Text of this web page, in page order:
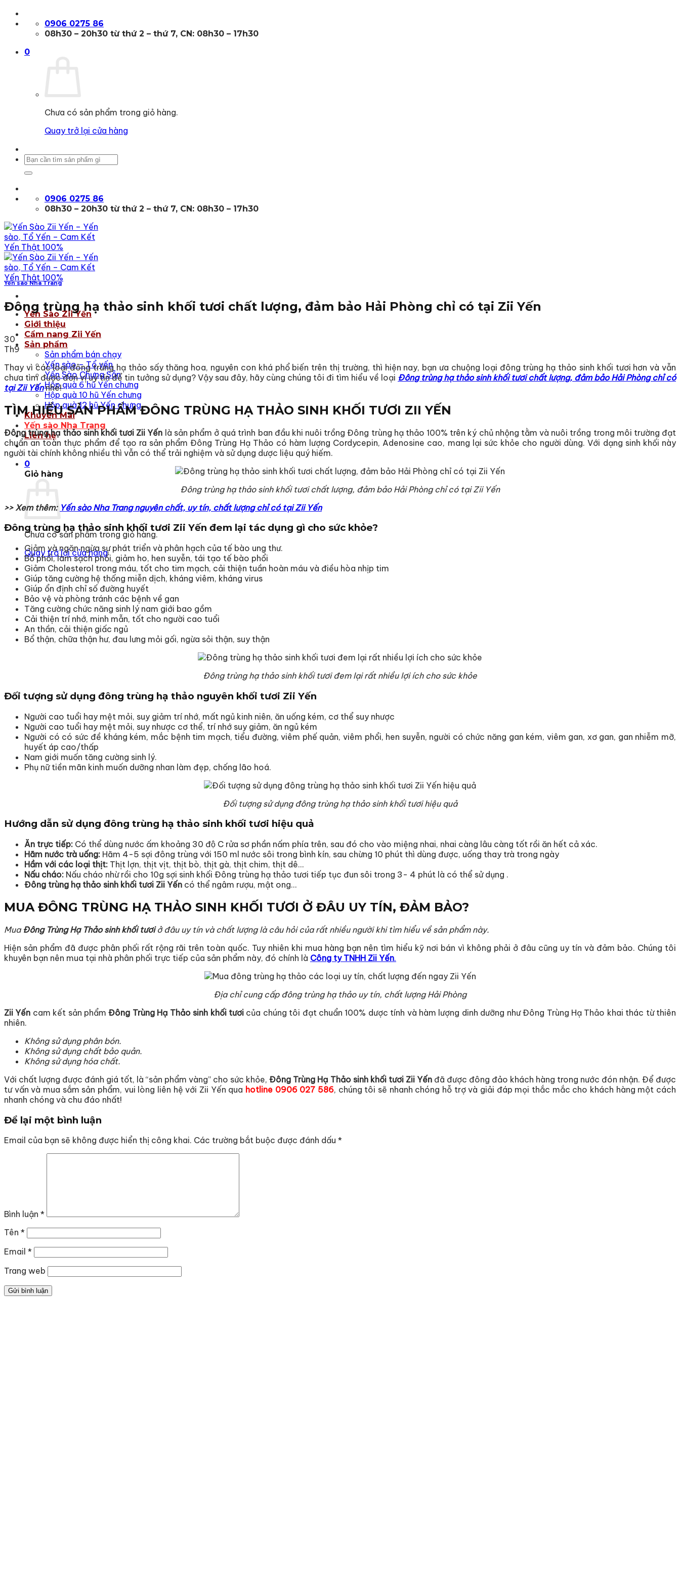
qua
0906 0275 86
08h30 – 20h30 từ thứ 2 – thứ 7, CN: 08h30 – 17h30
0
Chưa có sản phẩm trong giỏ hàng.
Quay trở lại cửa hàng
Tìm
0906 0275 86
08h30 – 20h30 từ thứ 2 – thứ 7, CN: 08h30 – 17h30
Yến Sào Zii Yến
Giới thiệu
Cẩm nang Zii Yến
Sản phẩm
Sản phẩm bán chạy
Yến sào – Tổ yến
Yến Sào Chưng Sẵn
Hộp quà 6 hũ Yến chưng
Hộp quà 10 hũ Yến chưng
Hộp quà 12 hũ Yến chưng
Khuyến Mãi
Yến sào Nha Trang
Liên hệ
0
Giỏ hàng
Chưa có sản phẩm trong giỏ hàng.
Quay trở lại cửa hàng
Yến sào Nha Trang
Đông trùng hạ thảo sinh khối tươi chất lượng, đảm bảo Hải Phòng chỉ có tại Zii Yến
30
Th9
Thay vì các loại đông trùng hạ thảo sấy thăng hoa, nguyên con khá phổ biến trên thị trường, thì hiện nay, bạn ưa chuộng loại đông trùng hạ thảo sinh khối tươi hơn và vẫn
chưa tìm được đơn vị uy tín để tin tưởng sử dụng? Vậy sau đây, hãy cùng chúng tôi đi tìm hiểu về loại Đông trùng hạ thảo sinh khối tươi chất lượng, đảm bảo Hải Phòng chỉ có
tại Zii Yếnnhé!
TÌM HIỂU SẢN PHẨM ĐÔNG TRÙNG HẠ THẢO SINH KHỐI TƯƠI ZII YẾN
Đông trùng hạ thảo sinh khối tươi Zii Yến là sản phẩm ở quá trình ban đầu khi nuôi trồng Đông trùng hạ thảo 100% trên ký chủ nhộng tằm và nuôi trồng trong môi trường đạt
chuẩn an toàn thực phẩm để tạo ra sản phẩm Đông Trùng Hạ Thảo có hàm lượng Cordycepin, Adenosine cao, mang lại sức khỏe cho người dùng. Với dạng sinh khối này
người tài chính không nhiều thì vẫn có thể trải nghiệm và sử dụng dược liệu quý hiếm.
Đông trùng hạ thảo sinh khối tươi chất lượng, đảm bảo Hải Phòng chỉ có tại Zii Yến
>> Xem thêm: Yến sào Nha Trang nguyên chất, uy tín, chất lượng chỉ có tại Zii Yến
Đông trùng hạ thảo sinh khối tươi Zii Yến đem lại tác dụng gì cho sức khỏe?
Giảm và ngăn ngừa sự phát triển và phân hạch của tế bào ung thư.
Bổ phổi, làm sạch phổi, giảm ho, hen suyễn, tái tạo tế bào phổi
Giảm Cholesterol trong máu, tốt cho tim mạch, cải thiện tuần hoàn máu và điều hòa nhịp tim
Giúp tăng cường hệ thống miễn dịch, kháng viêm, kháng virus
Giúp ổn định chỉ số đường huyết
Bảo vệ và phòng tránh các bệnh về gan
Tăng cường chức năng sinh lý nam giới bao gồm
Cải thiện trí nhớ, minh mẫn, tốt cho người cao tuổi
An thần, cải thiện giấc ngủ
Bổ thận, chữa thận hư, đau lưng mỏi gối, ngừa sỏi thận, suy thận
Đông trùng hạ thảo sinh khối tươi đem lại rất nhiều lợi ích cho sức khỏe
Đối tượng sử dụng đông trùng hạ thảo nguyên khối tươi Zii Yến
Người cao tuổi hay mệt mỏi, suy giảm trí nhớ, mất ngủ kinh niên, ăn uống kém, cơ thể suy nhược
Người cao tuổi hay mệt mỏi, suy nhược cơ thể, trí nhớ suy giảm, ăn ngủ kém
Người có có sức đề kháng kém, mắc bệnh tim mạch, tiểu đường, viêm phế quản, viêm phổi, hen suyễn, người có chức năng gan kém, viêm gan, xơ gan, gan nhiễm mỡ,
huyết áp cao/thấp
Nam giới muốn tăng cường sinh lý.
Phụ nữ tiền mãn kinh muốn dưỡng nhan làm đẹp, chống lão hoá.
Đối tượng sử dụng đông trùng hạ thảo sinh khối tươi hiệu quả
Hướng dẫn sử dụng đông trùng hạ thảo sinh khối tươi hiệu quả
Ăn trực tiếp: Có thể dùng nước ấm khoảng 30 độ C rửa sơ phần nấm phía trên, sau đó cho vào miệng nhai, nhai càng lâu càng tốt rồi ăn hết cả xác.
Hãm nước trà uống: Hãm 4-5 sợi đông trùng với 150 ml nước sôi trong bình kín, sau chừng 10 phút thì dùng được, uống thay trà trong ngày
Hầm với các loại thịt: Thịt lợn, thịt vịt, thịt bò, thịt gà, thịt chim, thịt dê…
Nấu cháo: Nấu cháo nhừ rồi cho 10g sợi sinh khối Đông trùng hạ thảo tươi tiếp tục đun sôi trong 3- 4 phút là có thể sử dụng .
Đông trùng hạ thảo sinh khối tươi Zii Yến có thể ngâm rượu, mật ong…
MUA ĐÔNG TRÙNG HẠ THẢO SINH KHỐI TƯƠI Ở ĐÂU UY TÍN, ĐẢM BẢO?
MuaĐông Trùng Hạ Thảo sinh khối tươiở đâu uy tín và chất lượng là câu hỏi của rất nhiều người khi tìm hiểu về sản phẩm này.
Hiện sản phẩm đã được phân phối rất rộng rãi trên toàn quốc. Tuy nhiên khi mua hàng bạn nên tìm hiểu kỹ nơi bán vì không phải ở đâu cũng uy tín và đảm bảo. Chúng tôi
khuyên bạn nên mua tại nhà phân phối trực tiếp của sản phẩm này, đó chính là Công ty TNHH Zii Yến.
Địa chỉ cung cấp đông trùng hạ thảo uy tín, chất lượng Hải Phòng
Zii Yến cam kết sản phẩmĐông Trùng Hạ Thảo sinh khối tươi của chúng tôi đạt chuẩn 100% dược tính và hàm lượng dinh dưỡng như Đông Trùng Hạ Thảo khai thác từ thiên
nhiên.
Không sử dụng phân bón.
Không sử dụng chất bảo quản.
Không sử dụng hóa chất.
Với chất lượng được đánh giá tốt, là “sản phẩm vàng” cho sức khỏe,Đông Trùng Hạ Thảo sinh khối tươi Zii Yếnđã được đông đảo khách hàng trong nước đón nhận. Để được
tư vấn và mua sắm sản phẩm, vui lòng liên hệ với Zii Yến qua hotline 0906 027 586, chúng tôi sẽ nhanh chóng hỗ trợ và giải đáp mọi thắc mắc cho khách hàng một cách
nhanh chóng và chu đáo nhất!
Để lại một bình luận
Email của bạn sẽ không được hiển thị công khai. Các trường bắt buộc được đánh dấu *
Bình luận *
Tên *
Email *
Trang web